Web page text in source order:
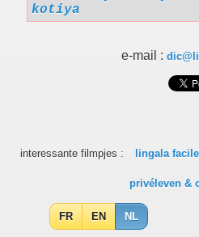
kotiya
e-mail :
interessante filmpjes : lingala
privéleven &
FR EN NL